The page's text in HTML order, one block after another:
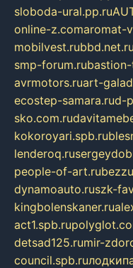
sloboda-ural.pp.ru
online-z.comaromat-
mobilvest.rubbd.net.ru
smp-forum.ru
avrmotors.ruart-
ecostep-samara.rud-
sko.com.ru
kokoroyari.spb.ru
lenderoq.ru
people-of-art.ru
dynamoauto.ruszk-
kingbolenskaner.ru
act1.spb.ru
detsad125.rumir-
council.spb.ru